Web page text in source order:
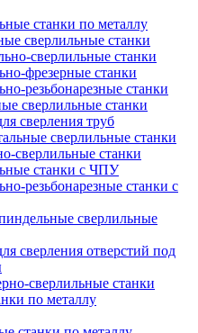
станки по металлу
сверлильные станки
сверлильные станки
фрезерные станки
резьбонарезные станки
сверлильные станки
сверления труб
сверлильные станки
сверлильные станки
станки с ЧПУ
резьбонарезные станки с
сверлильные
сверления отверстий под
сверлильные станки
по металлу